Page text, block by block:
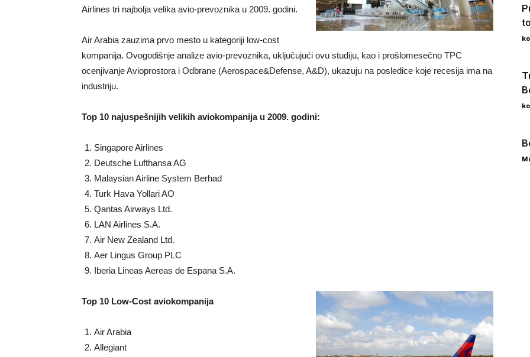
Airlines tri najbolja velika avio-prevoznika u 2009. godini.
Air Arabia zauzima prvo mesto u kategoriji low-cost
kompanija. Ovogodišnje analize avio-prevoznika, uključujući ovu studiju, kao i prošlomesečno TPC
ocenjivanje Avioprostora i Odbrane (Aerospace&Defense, A&D), ukazuju na posledice koje recesija ima na
industriju.
Top 10 najuspešnijih velikih aviokompanija u 2009. godini:
Singapore Airlines
Deutsche Lufthansa AG
Malaysian Airline System Berhad
Turk Hava Yollari AO
Qantas Airways Ltd.
LAN Airlines S.A.
Air New Zealand Ltd.
Aer Lingus Group PLC
Iberia Lineas Aereas de Espana S.A.
Top 10 Low-Cost aviokompanija
Air Arabia
Allegiant